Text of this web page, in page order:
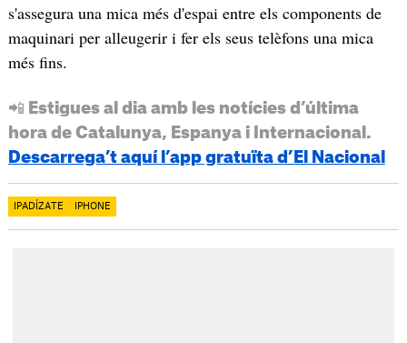
s'assegura una mica més d'espai entre els components de
maquinari per alleugerir i fer els seus telèfons una mica
més fins.
📲 Estigues al dia amb les notícies d’última
hora de Catalunya, Espanya i Internacional.
Descarrega’t aquí l’app gratuïta d’El Nacional
IPADÍZATE IPHONE